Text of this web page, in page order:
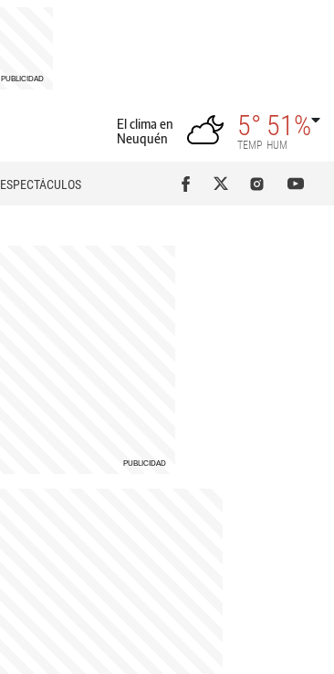
El clima en
Neuquén
5°
TEMP
51%
HUM
ESPECTÁCULOS